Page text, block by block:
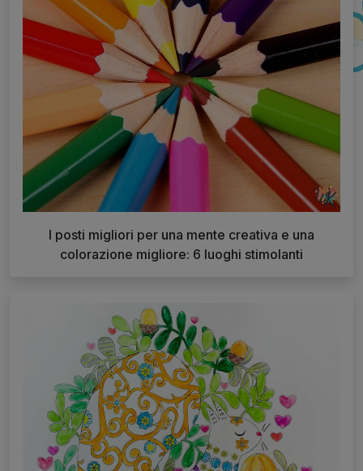
I posti migliori per una mente creativa e una
colorazione migliore: 6 luoghi stimolanti